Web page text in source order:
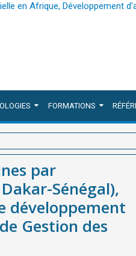
FORMATIONS
à Dakar-Sénégal), meilleure
de Gestion des entreprises
par
Sénégal),
développement
Gestion des